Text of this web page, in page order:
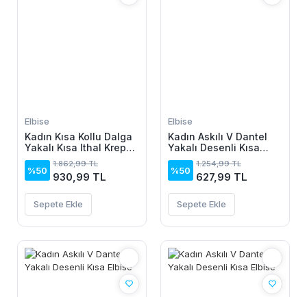
Elbise
Kadın Kısa Kollu Dalga
Yakalı Kısa Ithal Krep
Elbise
%50
1.862,99 TL
930,99 TL
Sepete Ekle
Elbise
Kadın Askılı V Dantel
Yakalı Desenli Kısa
Elbise
%50
1.254,99 TL
627,99 TL
Sepete Ekle